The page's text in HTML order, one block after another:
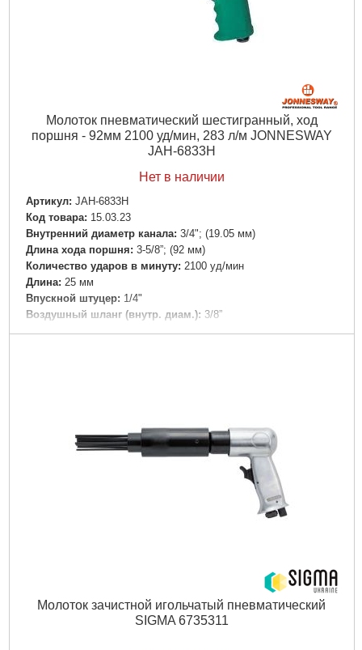
Молоток пневматический шестигранный, ход
поршня - 92мм 2100 уд/мин, 283 л/м JONNESWAY
JAH-6833H
Нет в наличии
Артикул: JAH-6833H
Код товара: 15.03.23
Внутренний диаметр канала: 3/4"; (19.05 мм)
Длина хода поршня: 3-5/8”; (92 мм)
Количество ударов в минуту: 2100 уд/мин
Длина: 25 мм
Впускной штуцер: 1/4"
Воздушный шланг (внутр. диам.): 3/8”
Рабочее давление: 90 PSI; 6.2 бар
Молоток зачистной игольчатый пневматический
SIGMA 6735311